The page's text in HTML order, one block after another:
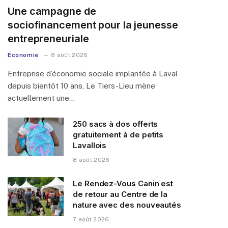
Une campagne de
sociofinancement pour la jeunesse
entrepreneuriale
Économie 8 août 2026
Entreprise d’économie sociale implantée à Laval
depuis bientôt 10 ans, Le Tiers-Lieu mène
actuellement une…
250 sacs à dos offerts
gratuitement à de petits
Lavallois
8 août 2026
Le Rendez-Vous Canin est
de retour au Centre de la
nature avec des nouveautés
7 août 2026